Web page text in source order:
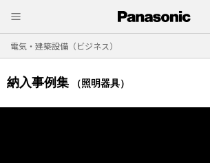
電気・建築設備（ビジネス）
納入事例集 （照明器具）